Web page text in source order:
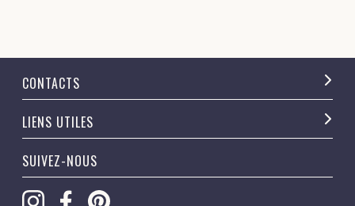
CONTACTS
LIENS UTILES
SUIVEZ-NOUS